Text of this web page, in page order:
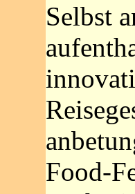
Selbst
Food-